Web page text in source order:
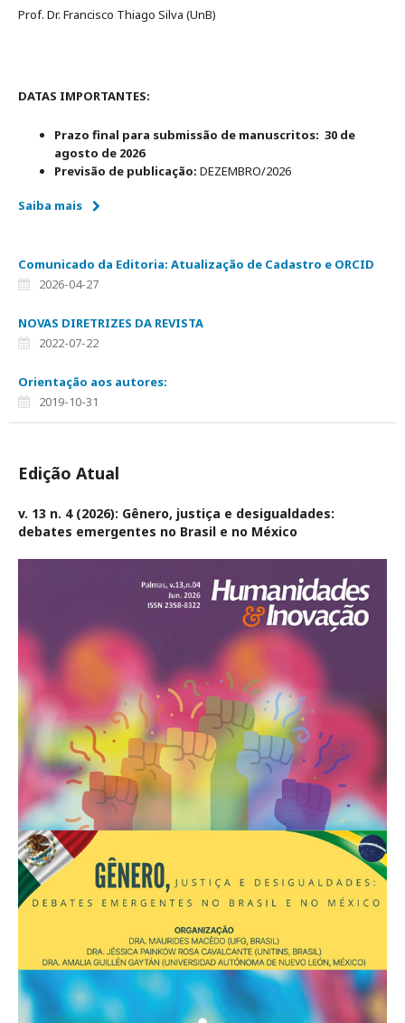
Prof. Dr. Francisco Thiago Silva (UnB)
DATAS IMPORTANTES:
Prazo final para submissão de manuscritos: 30 de
agosto de 2026
Previsão de publicação: DEZEMBRO/2026
Saiba mais
Comunicado da Editoria: Atualização de Cadastro e ORCID
2026-04-27
NOVAS DIRETRIZES DA REVISTA
2022-07-22
Orientação aos autores:
2019-10-31
Edição Atual
v. 13 n. 4 (2026): Gênero, justiça e desigualdades:
debates emergentes no Brasil e no México